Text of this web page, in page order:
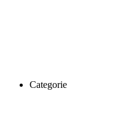
Categorie